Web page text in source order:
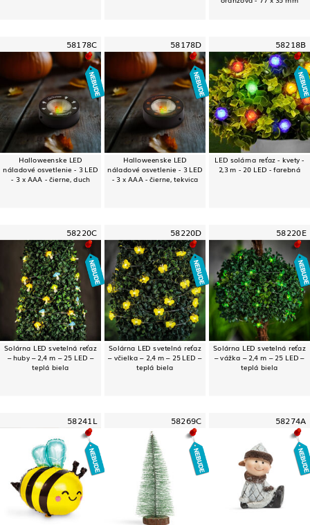
58178C
Halloweenske LED
náladové osvetlenie - 3 LED
- 3 x AAA - čierne, duch
58178D
Halloweenske LED
náladové osvetlenie - 3 LED
- 3 x AAA - čierne, tekvica
58218B
LED solárna reťaz - kvety -
2,3 m - 20 LED - farebná
58220C
Solárna LED svetelná reťaz
– huby – 2,4 m – 25 LED –
teplá biela
58220D
Solárna LED svetelná reťaz
– včielka – 2,4 m – 25 LED –
teplá biela
58220E
Solárna LED svetelná reťaz
– vážka – 2,4 m – 25 LED –
teplá biela
58241L 58269C 58274A